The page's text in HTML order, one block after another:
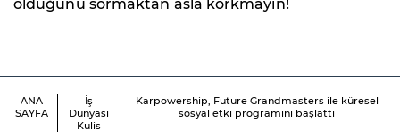
olduğunu sormaktan asla korkmayın!
ANA
SAYFA
İş
Dünyası
Kulis
Karpowership, Future Grandmasters ile küresel
sosyal etki programını başlattı